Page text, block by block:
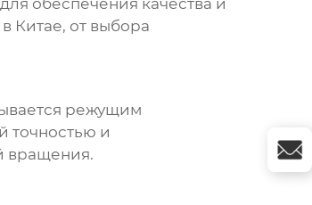
обеспечения качества и
Китае, от выбора
режущим
точностью и
вращения.